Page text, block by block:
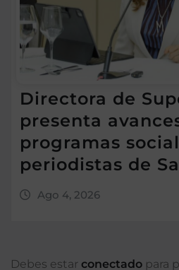
Directora de
presenta
programas
periodistas de
Ago 4, 2026
Debes estar conectado para